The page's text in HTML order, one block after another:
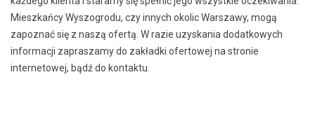
Mieszkańcy Wyszogrodu, czy innych okolic Warszawy, mogą
zapoznać się z naszą ofertą. W razie uzyskania dodatkowych
informacji zapraszamy do zakładki ofertowej na stronie
internetowej, bądź do kontaktu.